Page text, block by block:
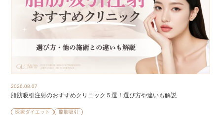
2026.08.07
脂肪吸引注射のおすすめクリニック５選！選び方や違いも解説
医療ダイエット 脂肪吸引